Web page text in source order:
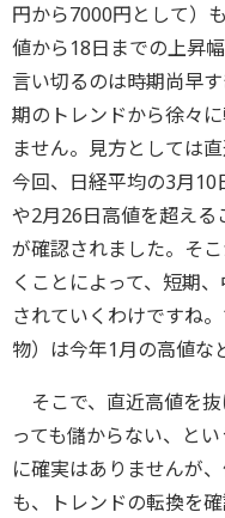
円から7000円として）
値から18日までの上昇
言い切るのは時期尚早
期のトレンドから徐々
ません。見方としては
今回、日経平均の3月
や2月26日高値を超える
が確認されました。そ
くことによって、短期
されていくわけですね
物）は今年1月の高値な
そこで、直近高値を
っても儲からない、と
に確実はありませんが
も、トレンドの転換を